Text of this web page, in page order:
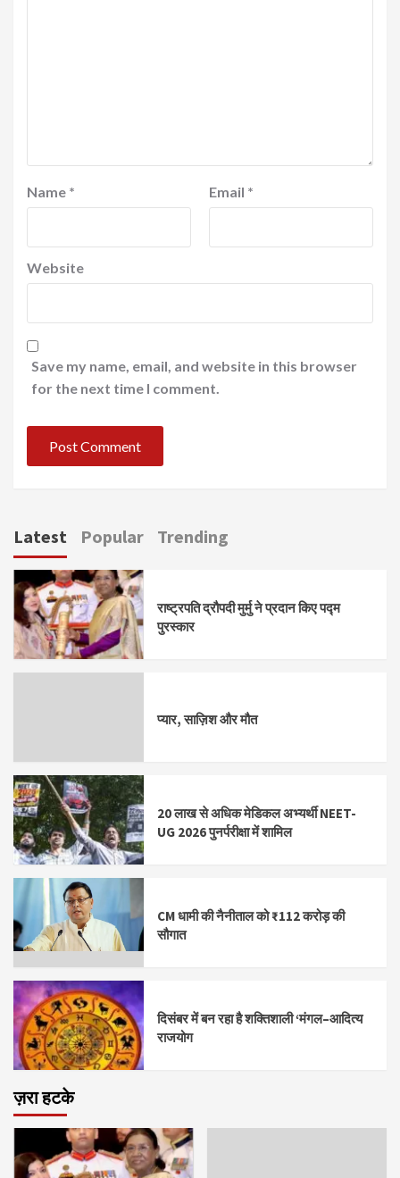
Name * Email *
Website
Save my name, email, and website in this browser
for the next time I comment.
Latest Popular Trending
राष्ट्रपति द्रौपदी मुर्मु ने प्रदान किए पद्म
पुरस्कार
प्यार, साज़िश और मौत
20 लाख से अधिक मेडिकल अभ्यर्थी NEET-
UG 2026 पुनर्परीक्षा में शामिल
CM धामी की नैनीताल को ₹112 करोड़ की
सौगात
दिसंबर में बन रहा है शक्तिशाली ‘मंगल–आदित्य
राजयोग
ज़रा हटके